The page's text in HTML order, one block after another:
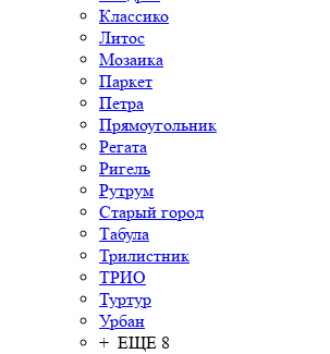
Классико
Литос
Мозаика
Паркет
Петра
Прямоугольник
Регата
Ригель
Рутрум
Старый город
Табула
Трилистник
ТРИО
Туртур
Урбан
+ ЕЩЕ 8